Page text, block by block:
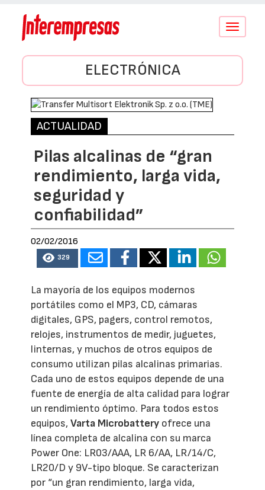
Conmutar
ELECTRÓNICA
ACTUALIDAD
Pilas alcalinas de “gran
rendimiento, larga vida,
seguridad y
confiabilidad”
02/02/2016
329
La mayoría de los equipos modernos
portátiles como el MP3, CD, cámaras
digitales, GPS, pagers, control remotos,
relojes, instrumentos de medir, juguetes,
linternas, y muchos de otros equipos de
consumo utilizan pilas alcalinas primarias.
Cada uno de estos equipos depende de una
fuente de energía de alta calidad para lograr
un rendimiento óptimo. Para todos estos
equipos,Varta Microbattery ofrece una
línea completa de alcalina con su marca
Power One: LR03/AAA, LR 6/AA, LR/14/C,
LR20/D y 9V-tipo bloque. Se caracterizan
por “un gran rendimiento, larga vida,